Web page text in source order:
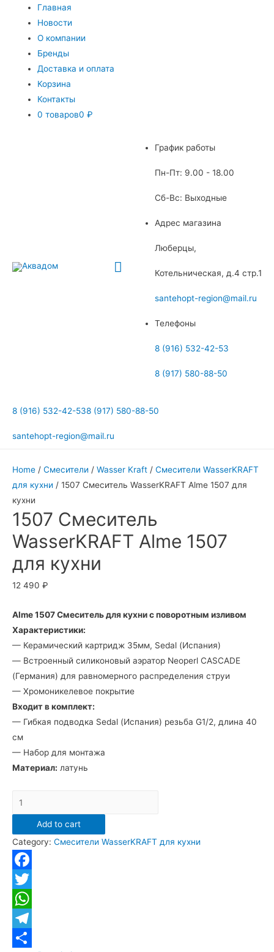
Главная
Новости
О компании
Бренды
Доставка и оплата
Корзина
Контакты
0 товаров0 ₽
Главное
График работы
Пн-Пт: 9.00 - 18.00
Сб-Вс: Выходные
Адрес магазина
Люберцы,
Котельническая, д.4 стр.1
santehopt-region@mail.ru
Телефоны
8 (916) 532-42-53
8 (917) 580-88-50
8 (916) 532-42-538 (917) 580-88-50
santehopt-region@mail.ru
Home / Смесители / Wasser Kraft / Смесители WasserKRAFT
для кухни / 1507 Смеситель WasserKRAFT Alme 1507 для
кухни
1507 Смеситель
WasserKRAFT Alme 1507
для кухни
12 490 ₽
Alme 1507 Смеситель для кухни с поворотным изливом
Характеристики:
— Керамический картридж 35мм, Sedal (Испания)
— Встроенный силиконовый аэратор Neoperl CASCADE
(Германия) для равномерного распределения струи
— Хромоникелевое покрытие
Входит в комплект:
— Гибкая подводка Sedal (Испания) резьба G1/2, длина 40
см
— Набор для монтажа
Материал: латунь
1507
Смеситель
WasserKRAFT
Alme
1507
для
кухни
quantity
Add to cart
Category: Смесители WasserKRAFT для кухни
Facebook
Twitter
WhatsApp
Telegram